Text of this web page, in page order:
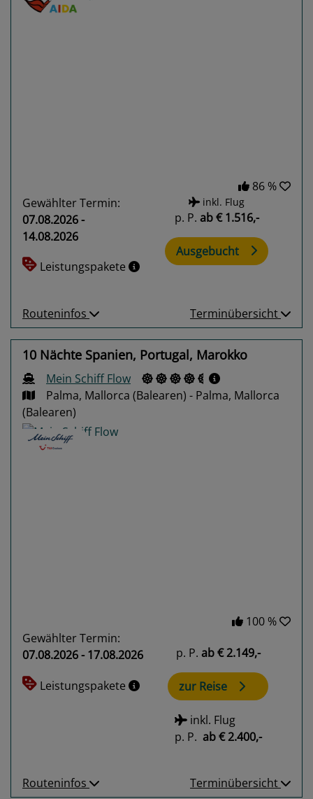
86 %
Gewählter Termin:
07.08.2026 -
14.08.2026
Leistungspakete
inkl. Flug
p. P. ab€ 1.516,-
Ausgebucht
Routeninfos Terminübersicht
10 Nächte Spanien, Portugal, Marokko
Mein Schiff Flow
Palma, Mallorca (Balearen) - Palma, Mallorca
(Balearen)
100 %
Gewählter Termin:
07.08.2026 - 17.08.2026
Leistungspakete
p. P. ab€ 2.149,-
zur Reise
inkl. Flug
p. P. ab€ 2.400,-
Routeninfos Terminübersicht